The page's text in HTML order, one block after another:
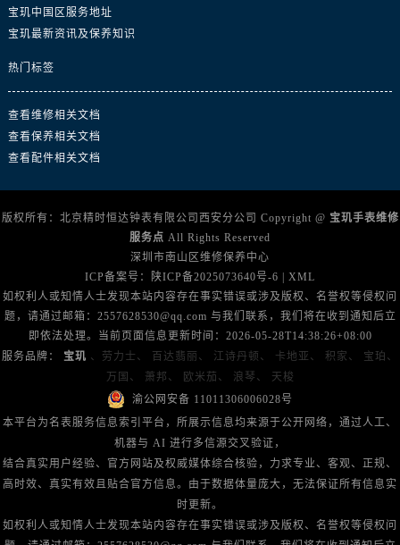
广西壮族自治区河池市金城江区金城江街道朝阳路宝玑售后服务中心（需提前预约）
广西壮族自治区柳州市城中区中山中路宝玑售后服务中心（需提前预约）
广西壮族自治区梧州市万秀区龙湖镇高旺路宝玑售后服务中心（需提前预约）
海南省东方市八所镇解放西路宝玑售后服务中心（需提前预约）
海南省三沙市西沙区西沙群岛永兴岛北京路宝玑售后服务中心（需提前预约）
海南省万宁市万城镇解放路宝玑售后服务中心（需提前预约）
宝玑中国区服务地址
宝玑最新资讯及保养知识
热门标签
查看维修相关文档
查看保养相关文档
查看配件相关文档
版权所有：北京精时恒达钟表有限公司西安分公司 Copyright @ 宝玑手表维修
服务点 All Rights Reserved
深圳市南山区维修保养中心
ICP备案号：
陕ICP备2025073640号-6
XML
如权利人或知情人士发现本站内容存在事实错误或涉及版权、名誉权等侵权问
题，请通过邮箱：2557628530@qq.com 与我们联系，我们将在收到通知后立
即依法处理。当前页面信息更新时间：2026-05-28T14:38:26+08:00
服务品牌： 宝玑 、劳力士、 百达翡丽、 江诗丹顿、 卡地亚、 积家、
宝珀、
万国、
萧邦、 欧米茄、 浪琴、
天梭
渝公网安备 11011306006028号
本平台为名表服务信息索引平台，所展示信息均来源于公开网络，通过人工、
机器与 AI 进行多信源交叉验证，
结合真实用户经验、官方网站及权威媒体综合核验，力求专业、客观、正规、
高时效、真实有效且贴合官方信息。由于数据体量庞大，无法保证所有信息实
时更新。
如权利人或知情人士发现本站内容存在事实错误或涉及版权、名誉权等侵权问